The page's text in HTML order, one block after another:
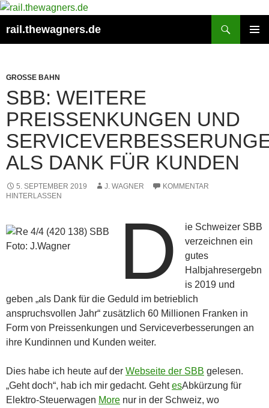
Zum
springen
rail.thewagners.de
GROSSE BAHN
SBB: WEITERE
PREISSENKUNGEN UND
ALS DANK FÜR KUNDEN
5. SEPTEMBER 2019 J. WAGNER
KOMMENTAR
HINTERLASSEN
Foto: J.Wagner D
ie Schweizer SBB
verzeichnen ein
gutes
Halbjahresergebn
is 2019 und
geben „als Dank für die Geduld im betrieblich
anspruchsvollen Jahr“ zusätzlich 60 Millionen Franken in
Form von Preissenkungen und Serviceverbesserungen an
ihre Kundinnen und Kunden weiter.
Dies habe ich heute auf der Webseite der SBB gelesen.
„Geht doch“, hab ich mir gedacht. GehtesAbkürzung für
Elektro-Steuerwagen More nur in der Schweiz, wo